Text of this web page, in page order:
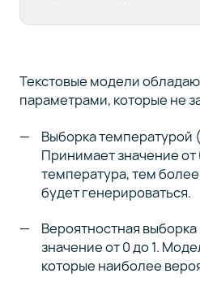
Текстовые модели
параметрами, которые не
Выборка
Принимает значение
температура, тем
будет генерироваться.
Вероятностная
значение от 0 до 1.
которые наиболее